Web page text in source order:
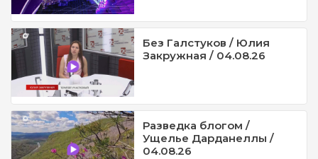
Без Галстуков / Юлия
Закружная / 04.08.26
Разведка блогом /
Ущелье Дарданеллы /
04.08.26